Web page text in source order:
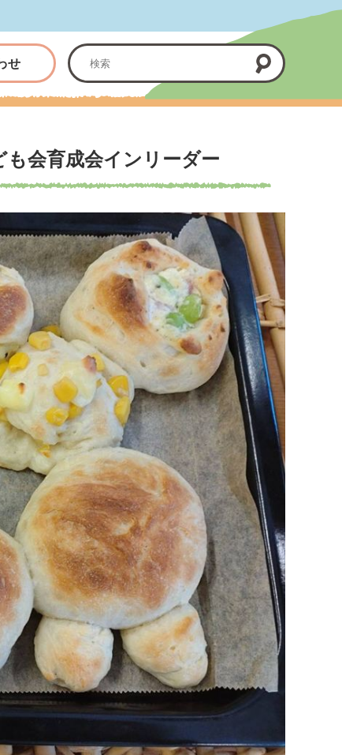
せ
会育成会インリーダー